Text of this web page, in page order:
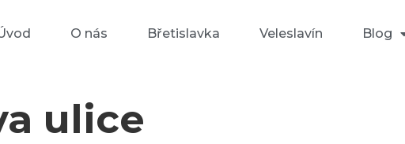
O nás Břetislavka Veleslavín Blog
ulice